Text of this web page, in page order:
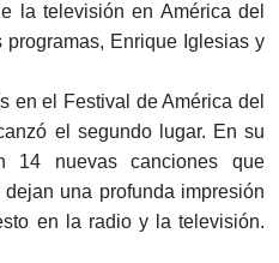
la televisión en América del
Enrique Iglesias y
en el Festival de América del
el segundo lugar. En su
14 nuevas canciones que
una profunda impresión
en la radio y la televisión.